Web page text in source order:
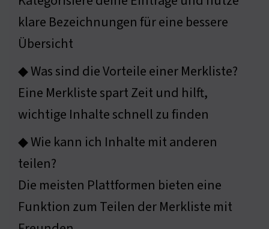
klare Bezeichnungen für eine bessere
Übersicht
◆ Was sind die Vorteile einer Merkliste?
Eine Merkliste spart Zeit und hilft,
wichtige Inhalte schnell zu finden
◆ Wie kann ich Inhalte mit anderen
teilen?
Die meisten Plattformen bieten eine
Funktion zum Teilen der Merkliste mit